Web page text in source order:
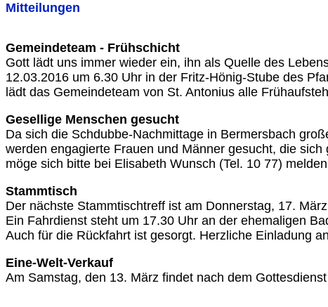
Mitteilungen
Gemeindeteam - Frühschicht
Gott lädt uns immer wieder ein, ihn als Quelle des
12.03.2016 um 6.30 Uhr in der Fritz-Hönig-Stube des
lädt das Gemeindeteam von St. Antonius alle
Gesellige Menschen gesucht
Da sich die Schdubbe-Nachmittage in Bermersbach
werden engagierte Frauen und Männer gesucht, die
möge sich bitte bei Elisabeth Wunsch (Tel. 10 77)
Stammtisch
Der nächste Stammtischtreff ist am Donnerstag, 17.
Ein Fahrdienst steht um 17.30 Uhr an der ehemaligen
Auch für die Rückfahrt ist gesorgt. Herzliche Einladung
Eine-Welt-Verkauf
Am Samstag, den 13. März findet nach dem